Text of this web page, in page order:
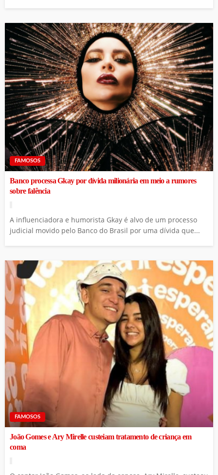
FAMOSOS
Banco processa Gkay por dívida milionária em meio a rumores
sobre falência
A influenciadora e humorista Gkay é alvo de um processo
judicial movido pelo Banco do Brasil por uma dívida que...
FAMOSOS
João Gomes e Ary Mirelle custeiam tratamento de criança em
coma